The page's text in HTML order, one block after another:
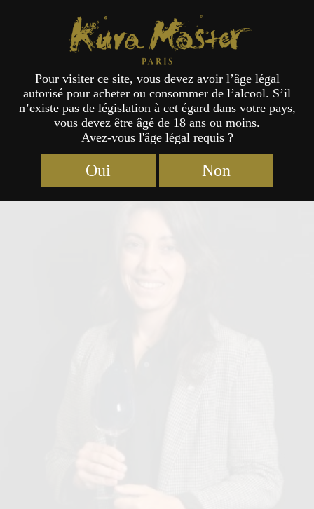
Jury
Kura Master Paris
Pour visiter ce site, vous devez avoir l’âge légal
autorisé pour acheter ou consommer de l’alcool. S’il
n’existe pas de législation à cet égard dans votre pays,
vous devez être âgé de 18 ans ou moins.
Avez-vous l'âge légal requis ?
Oui Non